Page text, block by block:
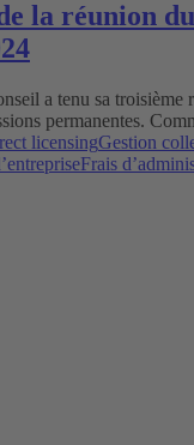
la réunion
a tenu sa troisième
permanentes.
licensingGestion
Frais